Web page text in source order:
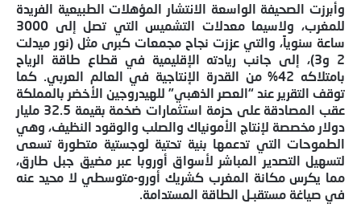
وأبرزت الصحيفة الواسعة الانتشار المؤهلات الطبيعية الفريدة
للمغرب، ولاسيما معدلات التشميس التي تصل إلى 3000
ساعة سنوياً، والتي عززت نجاح مجمعات كبرى مثل (نور ميدلت
2 و3)، إلى جانب ريادته الإقليمية في قطاع طاقة الرياح
بامتلاكه 42% من القدرة الإنتاجية في العالم العربي. كما
توقف التقرير عند “العصر الذهبي” للهيدروجين الأخضر بالمملكة
عقب المصادقة على حزمة استثمارات ضخمة بقيمة 32.5 مليار
دولار مخصصة لإنتاج الأمونياك والصلب والوقود النظيف، وهي
الطموحات التي تدعمها بنية تحتية لوجستية متطورة تسعى
لتسهيل التصدير المباشر لأسواق أوروبا عبر مضيق جبل طارق،
مما يكرس مكانة المغرب كشريك أورو-متوسطي لا محيد عنه
في صياغة مستقبـل الطاقة المستدامة.